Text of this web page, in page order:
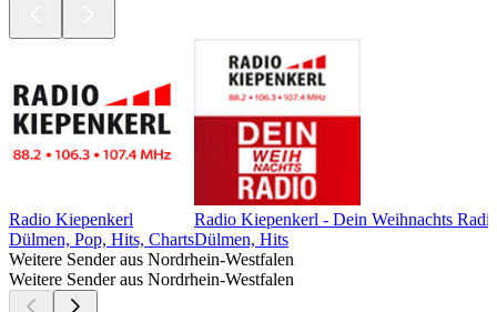
Radio Kiepenkerl
Dülmen, Pop, Hits, Charts
Radio Kiepenkerl - Dein Weihnachts
Dülmen, Hits
Weitere Sender aus Nordrhein-Westfalen
Weitere Sender aus Nordrhein-Westfalen